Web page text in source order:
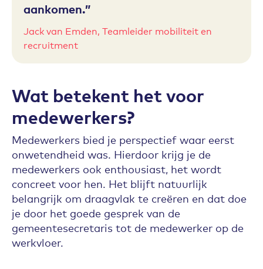
aankomen.
Jack van Emden, Teamleider mobiliteit en
recruitment
Wat betekent het voor
medewerkers?
Medewerkers bied je perspectief waar eerst
onwetendheid was. Hierdoor krijg je de
medewerkers ook enthousiast, het wordt
concreet voor hen. Het blijft natuurlijk
belangrijk om draagvlak te creëren en dat doe
je door het goede gesprek van de
gemeentesecretaris tot de medewerker op de
werkvloer.